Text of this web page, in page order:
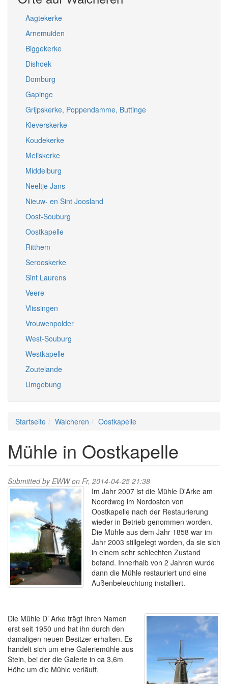
Aagtekerke
Arnemuiden
Biggekerke
Dishoek
Domburg
Gapinge
Grijpskerke, Poppendamme, Buttinge
Kleverskerke
Koudekerke
Meliskerke
Middelburg
Neeltje Jans
Nieuw- en Sint Joosland
Oost-Souburg
Oostkapelle
Ritthem
Serooskerke
Sint Laurens
Veere
Vlissingen
Vrouwenpolder
West-Souburg
Westkapelle
Zoutelande
Umgebung
Startseite Walcheren Oostkapelle
Mühle in Oostkapelle
Submitted byEWWon Fr, 2014-04-25 21:38
Im Jahr 2007 ist die Mühle D'Arke am
Noordweg im Nordosten von
Oostkapelle nach der Restaurierung
wieder in Betrieb genommen worden.
Die Mühle aus dem Jahr 1858 war im
Jahr 2003 stillgelegt worden, da sie sich
in einem sehr schlechten Zustand
befand. Innerhalb von 2 Jahren wurde
dann die Mühle restauriert und eine
Außenbeleuchtung installiert.
Die Mühle D’ Arke trägt Ihren Namen
erst seit 1950 und hat ihn durch den
damaligen neuen Besitzer erhalten. Es
handelt sich um eine Galeriemühle aus
Stein, bei der die Galerie in ca 3,6m
Höhe um die Mühle verläuft.